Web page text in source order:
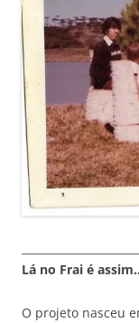
Lá no Frai é
O projeto nasceu